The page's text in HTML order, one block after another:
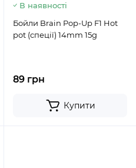
В наявності
Бойли Brain Pop-Up F1 Hot
pot (спеції) 14mm 15g
89 грн
Купити